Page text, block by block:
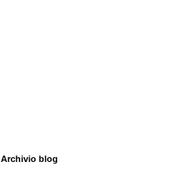
Archivio blog